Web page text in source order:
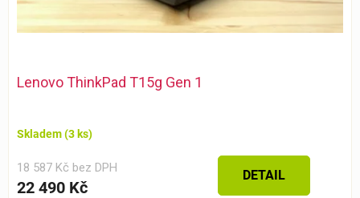
Lenovo ThinkPad T15g Gen 1
Skladem(3 ks)
18 587 Kč bez DPH
22 490 Kč
DETAIL